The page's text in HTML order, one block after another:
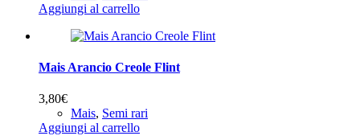
Aggiungi al carrello
Mais Arancio Creole Flint
3,80€
Mais, Semi rari
Aggiungi al carrello